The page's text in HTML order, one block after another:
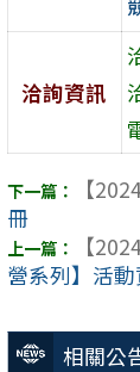
相關公
洽詢資訊
【
冊
【
營系列】活